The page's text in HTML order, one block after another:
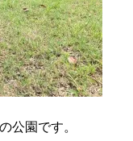
公園です。